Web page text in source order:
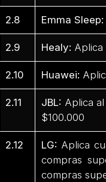
2.8 Emma Sleep:
2.9 Healy:
2.10 Huawei:
2.11 JBL: Aplica
$100.000
2.12 LG: Aplica
compras
compras